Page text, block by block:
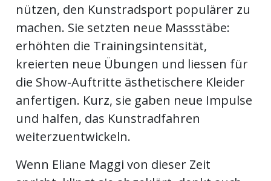
nützen, den Kunstradsport populärer zu
machen. Sie setzten neue Massstäbe:
erhöhten die Trainingsintensität,
kreierten neue Übungen und liessen für
die Show-Auftritte ästhetischere Kleider
anfertigen. Kurz, sie gaben neue Impulse
und halfen, das Kunstradfahren
weiterzuentwickeln.
Wenn Eliane Maggi von dieser Zeit